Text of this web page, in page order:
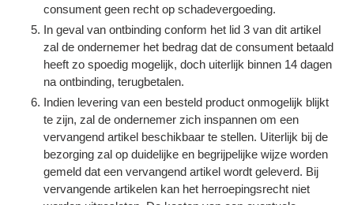
consument geen recht op schadevergoeding.
In geval van ontbinding conform het lid 3 van dit artikel
zal de ondernemer het bedrag dat de consument betaald
heeft zo spoedig mogelijk, doch uiterlijk binnen 14 dagen
na ontbinding, terugbetalen.
Indien levering van een besteld product onmogelijk blijkt
te zijn, zal de ondernemer zich inspannen om een
vervangend artikel beschikbaar te stellen. Uiterlijk bij de
bezorging zal op duidelijke en begrijpelijke wijze worden
gemeld dat een vervangend artikel wordt geleverd. Bij
vervangende artikelen kan het herroepingsrecht niet